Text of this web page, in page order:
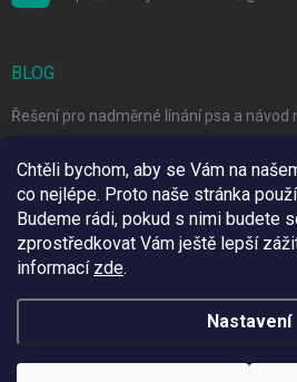
Chtěli bychom, aby se Vám na
co nejlépe. Proto naše stránka
Budeme rádi, pokud s nimi budete
zprostředkovat Vám ještě lepší
informací zde.
Nastavení
BLOG
Řešení pro nadměrné línání psa a návod
Top 6 značek pro domácí mazlíčky za
Copyright 2026Grenze Markt Online.